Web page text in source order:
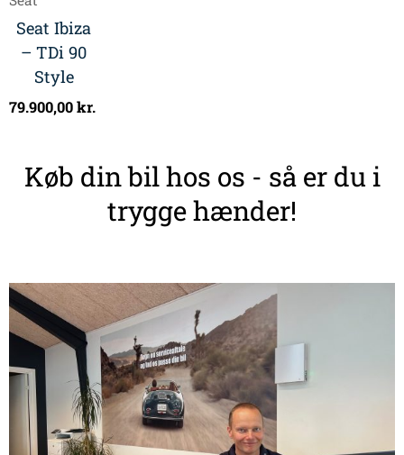
Seat Ibiza
– TDi 90
Style
79.900,00kr.
Køb din bil hos os - så er du i
trygge hænder!